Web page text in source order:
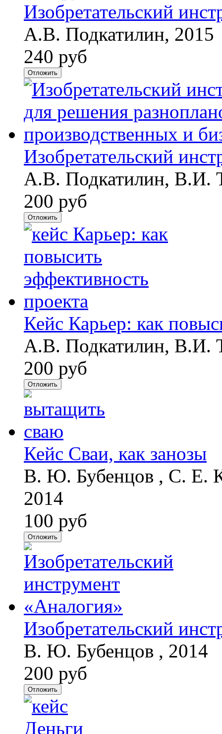
Изобретательский
А.В. Подкатилин, 2015
240 руб
Отложить
Изобретательский
А.В. Подкатилин, В.И.
200 руб
Отложить
Кейс Карьер: как
А.В. Подкатилин, В.И.
200 руб
Отложить
Кейс Сваи, как занозы
В. Ю. Бубенцов , С. Е.
2014
100 руб
Отложить
Изобретательский
В. Ю. Бубенцов , 2014
200 руб
Отложить